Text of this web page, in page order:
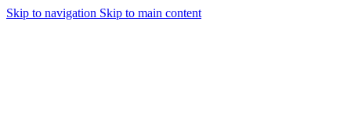
Skip to navigation Skip to main content